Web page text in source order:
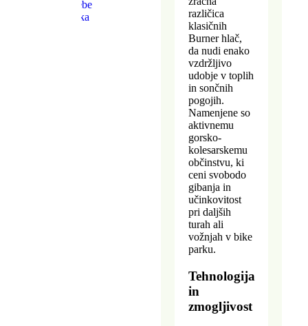
različica
klasičnih
Burner hlač,
da nudi enako
vzdržljivo
udobje v toplih
in sončnih
pogojih.
Namenjene so
aktivnemu
gorsko-
kolesarskemu
občinstvu, ki
ceni svobodo
gibanja in
učinkovitost
pri daljših
turah ali
vožnjah v bike
parku.
Tehnologija
in
zmogljivost